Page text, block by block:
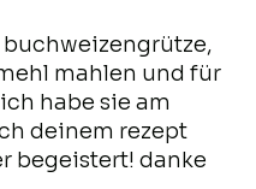
mahlen und für
habe sie am
deinem rezept
begeistert! danke